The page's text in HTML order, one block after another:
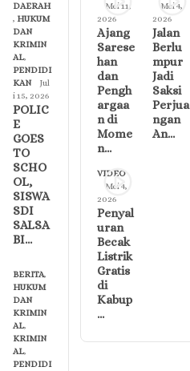
DAERAH
, HUKUM
DAN
KRIMIN
AL,
PENDIDI
KAN
Jul
i 15, 2026
POLIC
E
GOES
TO
SCHO
OL,
SISWA
SDI
SALSA
BI…
BERITA,
HUKUM
DAN
KRIMIN
AL,
KRIMIN
AL,
PENDIDI
Mei 11,
2026
Ajang
Sarese
han
dan
Pengh
argaa
n di
Mome
n…
Mei 4,
2026
Jalan
Berlu
mpur
Jadi
Saksi
Perjua
ngan
An…
VIDEO
Mei 4,
2026
Penyal
uran
Becak
Listrik
Gratis
di
Kabup
…